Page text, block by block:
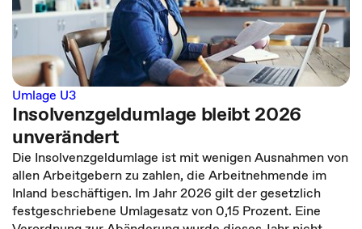
Umlage U3
Insolvenzgeldumlage bleibt 2026
unverändert
Die Insolvenzgeldumlage ist mit wenigen Ausnahmen von
allen Arbeitgebern zu zahlen, die Arbeitnehmende im
Inland beschäftigen. Im Jahr 2026 gilt der gesetzlich
festgeschriebene Umlagesatz von 0,15 Prozent. Eine